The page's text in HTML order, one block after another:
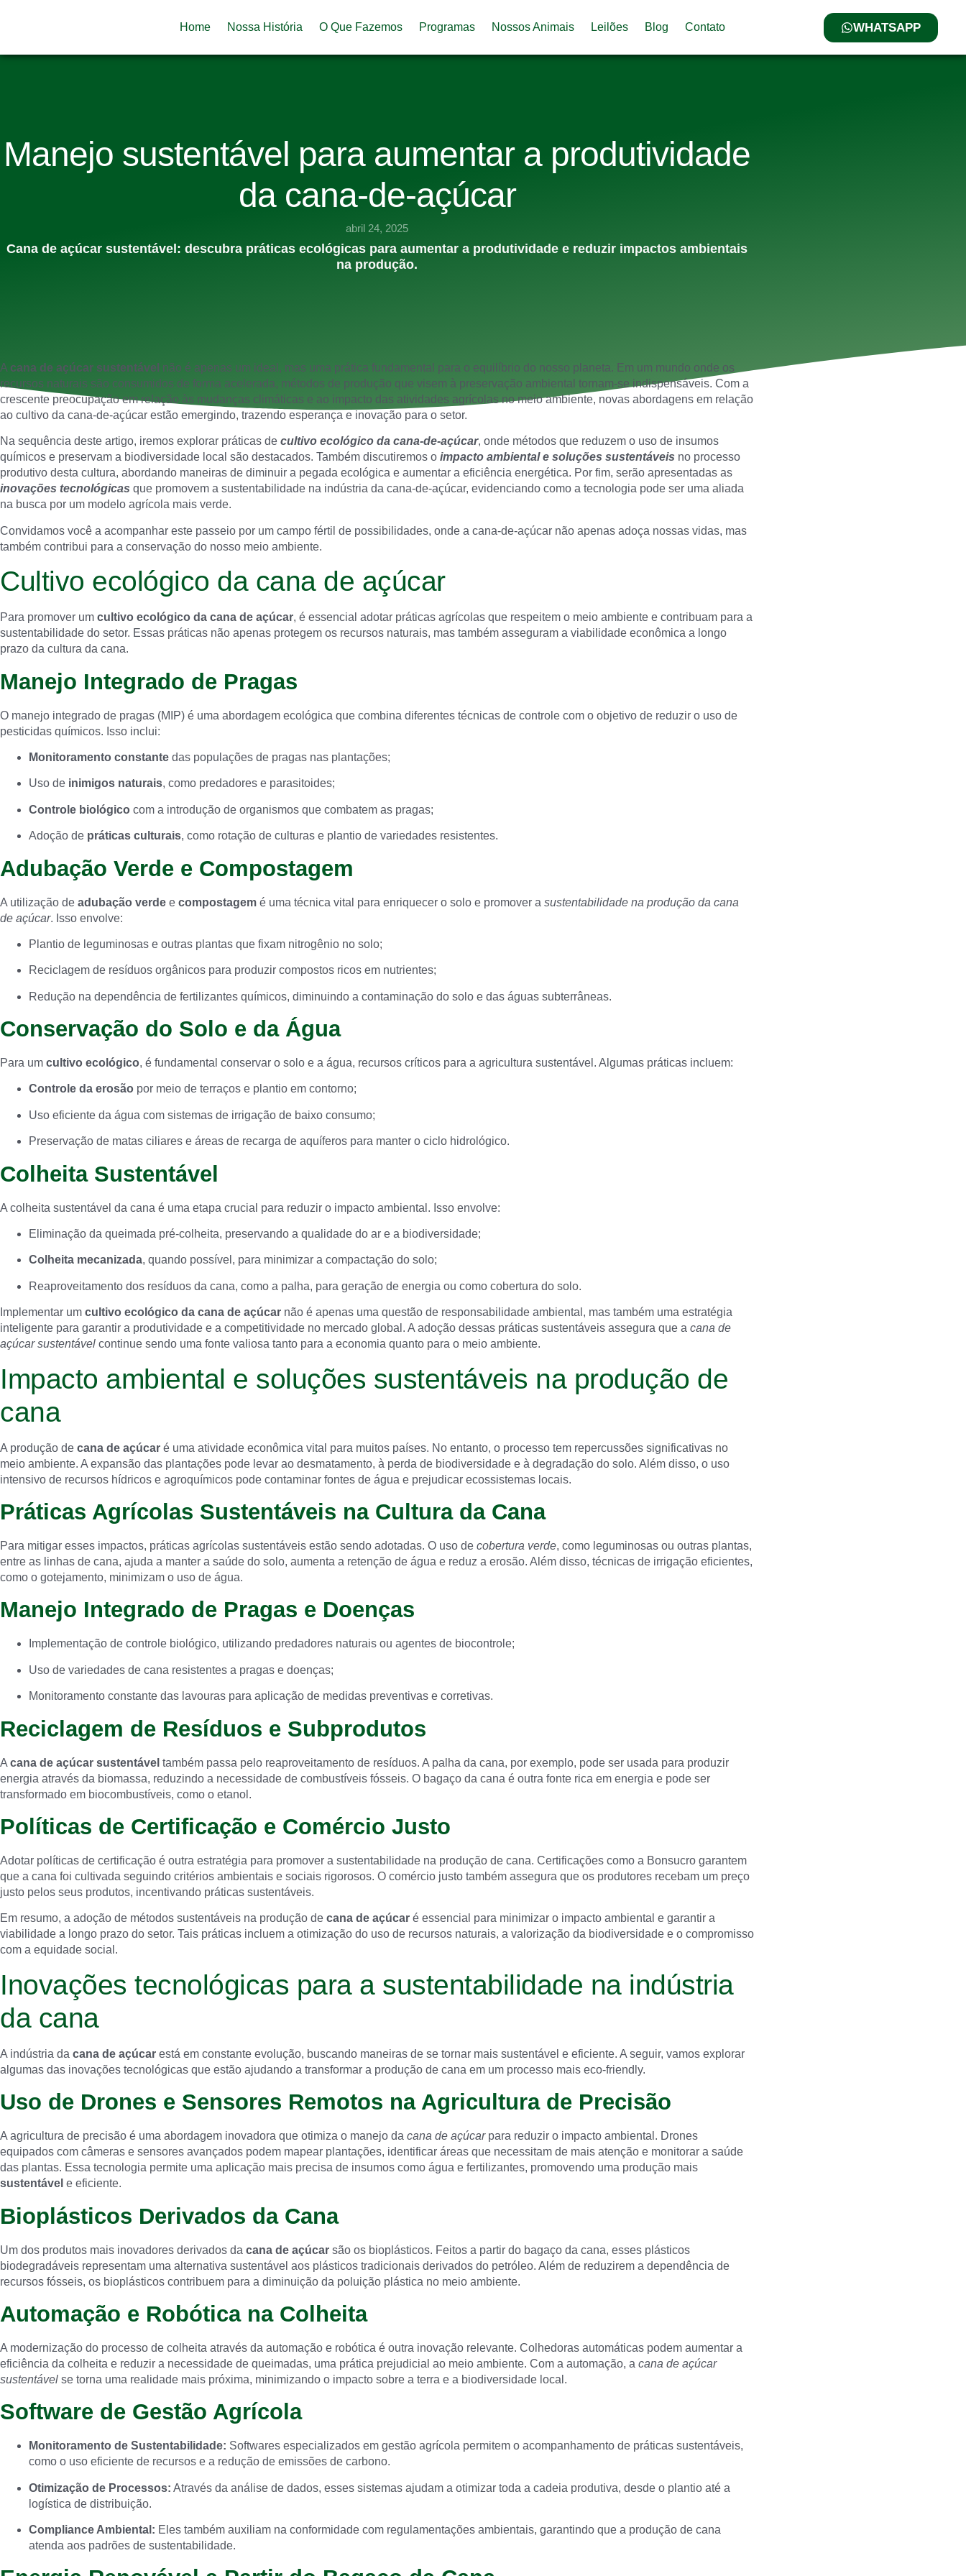
Home Nossa História O Que Fazemos Programas Nossos Animais Leilões Blog Contato WHATSAPP
Manejo sustentável para aumentar a produtividade
da cana-de-açúcar
abril 24, 2025
Cana de açúcar sustentável: descubra práticas ecológicas para aumentar a produtividade e reduzir impactos ambientais
na produção.
A cana de açúcar sustentável não é apenas um ideal, mas uma prática fundamental para o equilíbrio do nosso planeta. Em um mundo onde os
recursos naturais são consumidos de forma acelerada, métodos de produção que visem à preservação ambiental tornam-se indispensáveis. Com a
crescente preocupação em relação às mudanças climáticas e ao impacto das atividades agrícolas no meio ambiente, novas abordagens em relação
ao cultivo da cana-de-açúcar estão emergindo, trazendo esperança e inovação para o setor.
Na sequência deste artigo, iremos explorar práticas de cultivo ecológico da cana-de-açúcar, onde métodos que reduzem o uso de insumos
químicos e preservam a biodiversidade local são destacados. Também discutiremos o impacto ambiental e soluções sustentáveis no processo
produtivo desta cultura, abordando maneiras de diminuir a pegada ecológica e aumentar a eficiência energética. Por fim, serão apresentadas as
inovações tecnológicas que promovem a sustentabilidade na indústria da cana-de-açúcar, evidenciando como a tecnologia pode ser uma aliada
na busca por um modelo agrícola mais verde.
Convidamos você a acompanhar este passeio por um campo fértil de possibilidades, onde a cana-de-açúcar não apenas adoça nossas vidas, mas
também contribui para a conservação do nosso meio ambiente.
Cultivo ecológico da cana de açúcar
Para promover um cultivo ecológico da cana de açúcar, é essencial adotar práticas agrícolas que respeitem o meio ambiente e contribuam para a
sustentabilidade do setor. Essas práticas não apenas protegem os recursos naturais, mas também asseguram a viabilidade econômica a longo
prazo da cultura da cana.
Manejo Integrado de Pragas
O manejo integrado de pragas (MIP) é uma abordagem ecológica que combina diferentes técnicas de controle com o objetivo de reduzir o uso de
pesticidas químicos. Isso inclui:
Monitoramento constante das populações de pragas nas plantações;
Uso de inimigos naturais, como predadores e parasitoides;
Controle biológico com a introdução de organismos que combatem as pragas;
Adoção de práticas culturais, como rotação de culturas e plantio de variedades resistentes.
Adubação Verde e Compostagem
A utilização de adubação verde e compostagem é uma técnica vital para enriquecer o solo e promover a sustentabilidade na produção da cana
de açúcar. Isso envolve:
Plantio de leguminosas e outras plantas que fixam nitrogênio no solo;
Reciclagem de resíduos orgânicos para produzir compostos ricos em nutrientes;
Redução na dependência de fertilizantes químicos, diminuindo a contaminação do solo e das águas subterrâneas.
Conservação do Solo e da Água
Para um cultivo ecológico, é fundamental conservar o solo e a água, recursos críticos para a agricultura sustentável. Algumas práticas incluem:
Controle da erosão por meio de terraços e plantio em contorno;
Uso eficiente da água com sistemas de irrigação de baixo consumo;
Preservação de matas ciliares e áreas de recarga de aquíferos para manter o ciclo hidrológico.
Colheita Sustentável
A colheita sustentável da cana é uma etapa crucial para reduzir o impacto ambiental. Isso envolve:
Eliminação da queimada pré-colheita, preservando a qualidade do ar e a biodiversidade;
Colheita mecanizada, quando possível, para minimizar a compactação do solo;
Reaproveitamento dos resíduos da cana, como a palha, para geração de energia ou como cobertura do solo.
Implementar um cultivo ecológico da cana de açúcar não é apenas uma questão de responsabilidade ambiental, mas também uma estratégia
inteligente para garantir a produtividade e a competitividade no mercado global. A adoção dessas práticas sustentáveis assegura que a cana de
açúcar sustentável continue sendo uma fonte valiosa tanto para a economia quanto para o meio ambiente.
Impacto ambiental e soluções sustentáveis na produção de
cana
A produção de cana de açúcar é uma atividade econômica vital para muitos países. No entanto, o processo tem repercussões significativas no
meio ambiente. A expansão das plantações pode levar ao desmatamento, à perda de biodiversidade e à degradação do solo. Além disso, o uso
intensivo de recursos hídricos e agroquímicos pode contaminar fontes de água e prejudicar ecossistemas locais.
Práticas Agrícolas Sustentáveis na Cultura da Cana
Para mitigar esses impactos, práticas agrícolas sustentáveis estão sendo adotadas. O uso de cobertura verde, como leguminosas ou outras plantas,
entre as linhas de cana, ajuda a manter a saúde do solo, aumenta a retenção de água e reduz a erosão. Além disso, técnicas de irrigação eficientes,
como o gotejamento, minimizam o uso de água.
Manejo Integrado de Pragas e Doenças
Implementação de controle biológico, utilizando predadores naturais ou agentes de biocontrole;
Uso de variedades de cana resistentes a pragas e doenças;
Monitoramento constante das lavouras para aplicação de medidas preventivas e corretivas.
Reciclagem de Resíduos e Subprodutos
A cana de açúcar sustentável também passa pelo reaproveitamento de resíduos. A palha da cana, por exemplo, pode ser usada para produzir
energia através da biomassa, reduzindo a necessidade de combustíveis fósseis. O bagaço da cana é outra fonte rica em energia e pode ser
transformado em biocombustíveis, como o etanol.
Políticas de Certificação e Comércio Justo
Adotar políticas de certificação é outra estratégia para promover a sustentabilidade na produção de cana. Certificações como a Bonsucro garantem
que a cana foi cultivada seguindo critérios ambientais e sociais rigorosos. O comércio justo também assegura que os produtores recebam um preço
justo pelos seus produtos, incentivando práticas sustentáveis.
Em resumo, a adoção de métodos sustentáveis na produção de cana de açúcar é essencial para minimizar o impacto ambiental e garantir a
viabilidade a longo prazo do setor. Tais práticas incluem a otimização do uso de recursos naturais, a valorização da biodiversidade e o compromisso
com a equidade social.
Inovações tecnológicas para a sustentabilidade na indústria
da cana
A indústria da cana de açúcar está em constante evolução, buscando maneiras de se tornar mais sustentável e eficiente. A seguir, vamos explorar
algumas das inovações tecnológicas que estão ajudando a transformar a produção de cana em um processo mais eco-friendly.
Uso de Drones e Sensores Remotos na Agricultura de Precisão
A agricultura de precisão é uma abordagem inovadora que otimiza o manejo da cana de açúcarpara reduzir o impacto ambiental. Drones
equipados com câmeras e sensores avançados podem mapear plantações, identificar áreas que necessitam de mais atenção e monitorar a saúde
das plantas. Essa tecnologia permite uma aplicação mais precisa de insumos como água e fertilizantes, promovendo uma produção mais
sustentável e eficiente.
Bioplásticos Derivados da Cana
Um dos produtos mais inovadores derivados da cana de açúcar são os bioplásticos. Feitos a partir do bagaço da cana, esses plásticos
biodegradáveis representam uma alternativa sustentável aos plásticos tradicionais derivados do petróleo. Além de reduzirem a dependência de
recursos fósseis, os bioplásticos contribuem para a diminuição da poluição plástica no meio ambiente.
Automação e Robótica na Colheita
A modernização do processo de colheita através da automação e robótica é outra inovação relevante. Colhedoras automáticas podem aumentar a
eficiência da colheita e reduzir a necessidade de queimadas, uma prática prejudicial ao meio ambiente. Com a automação, a cana de açúcar
sustentável se torna uma realidade mais próxima, minimizando o impacto sobre a terra e a biodiversidade local.
Software de Gestão Agrícola
Monitoramento de Sustentabilidade: Softwares especializados em gestão agrícola permitem o acompanhamento de práticas sustentáveis,
como o uso eficiente de recursos e a redução de emissões de carbono.
Otimização de Processos: Através da análise de dados, esses sistemas ajudam a otimizar toda a cadeia produtiva, desde o plantio até a
logística de distribuição.
Compliance Ambiental: Eles também auxiliam na conformidade com regulamentações ambientais, garantindo que a produção de cana
atenda aos padrões de sustentabilidade.